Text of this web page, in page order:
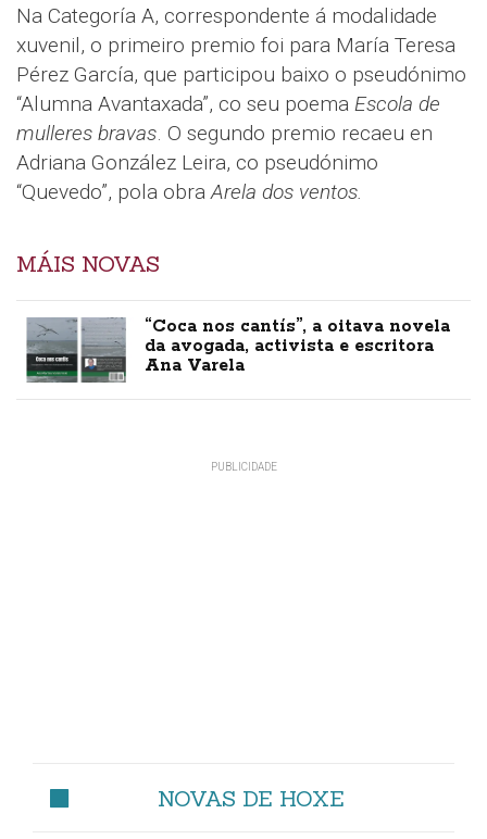
Na Categoría A, correspondente á modalidade
xuvenil, o primeiro premio foi para María Teresa
Pérez García, que participou baixo o pseudónimo
“Alumna Avantaxada”, co seu poema Escola de
mulleres bravas. O segundo premio recaeu en
Adriana González Leira, co pseudónimo
“Quevedo”, pola obraArela dos ventos.
MÁIS NOVAS
“Coca nos cantís”, a oitava novela
da avogada, activista e escritora
Ana Varela
NOVAS DE HOXE